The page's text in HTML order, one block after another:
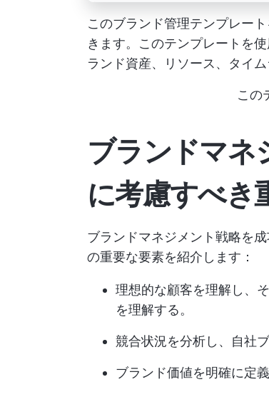
このブランド管理テンプレー
きます。このテンプレートを
ランド資産、リソース、タイ
この
ブランドマネ
に考慮すべき
ブランドマネジメント戦略を
の重要な要素を紹介します：
理想的な顧客を理解し、
を理解する。
競合状況を分析し、自社
ブランド価値を明確に定